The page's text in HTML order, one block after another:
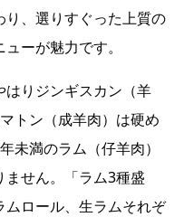
、選りすぐった上質の
ーが魅力です。
りジンギスカン（羊
トン（成羊肉）は硬め
未満のラム（仔羊肉）
せん。「ラム3種盛
ムロール、生ラムそれぞ